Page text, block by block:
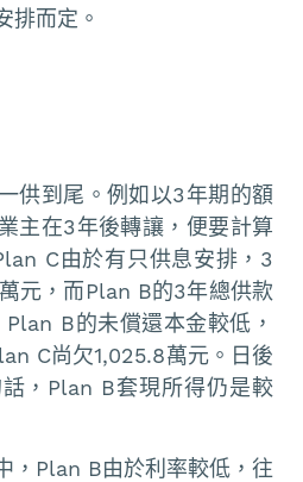
排而定。
供到尾。例如以3年期的額
主在3年後轉讓，便要計算
C由於有只供息安排，3
元，而Plan B的3年總供款
B的未償還本金較低，
C尚欠1,025.8萬元。日後
，Plan B套現所得仍是較
，Plan B由於利率較低，往